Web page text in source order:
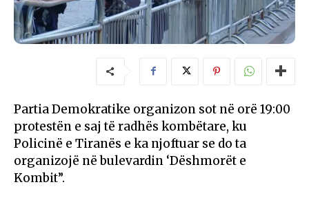
Partia Demokratike organizon sot në orë 19:00
protestën e saj të radhës kombëtare, ku
Policinë e Tiranës e ka njoftuar se do ta
organizojë në bulevardin ‘Dëshmorët e
Kombit”.